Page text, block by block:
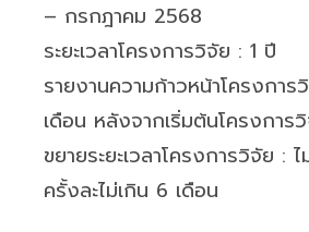
– กรกฎาคม 2568
ระยะเวลาโครงการวิจัย : 1 ปี
รายงานความก้าวหน้าโครงกา
เดือน หลังจากเริ่มต้นโครงการ
ขยายระยะเวลาโครงการวิจัย :
ครั้งละไม่เกิน 6 เดือน